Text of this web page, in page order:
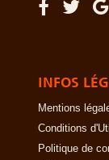
INFOS
Mentions
Conditions
Politique de